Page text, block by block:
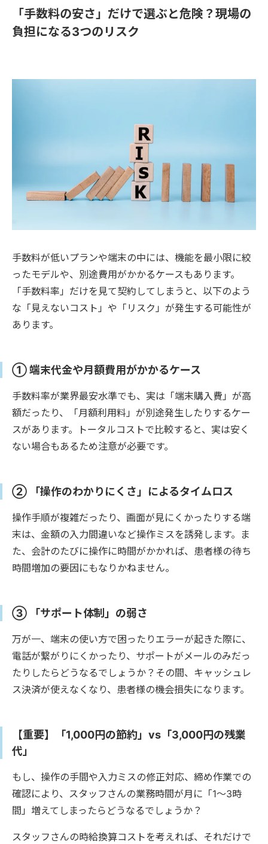
「手数料の安さ」だけで選ぶと危険？現場の
負担になる3つのリスク
手数料が低いプランや端末の中には、機能を最小限に絞
ったモデルや、別途費用がかかるケースもあります。
「手数料率」だけを見て契約してしまうと、以下のよう
な「見えないコスト」や「リスク」が発生する可能性が
あります。
① 端末代金や月額費用がかかるケース
手数料率が業界最安水準でも、実は「端末購入費」が高
額だったり、「月額利用料」が別途発生したりするケー
スがあります。トータルコストで比較すると、実は安く
ない場合もあるため注意が必要です。
② 「操作のわかりにくさ」によるタイムロス
操作手順が複雑だったり、画面が見にくかったりする端
末は、金額の入力間違いなど操作ミスを誘発します。ま
た、会計のたびに操作に時間がかかれば、患者様の待ち
時間増加の要因にもなりかねません。
③ 「サポート体制」の弱さ
万が一、端末の使い方で困ったりエラーが起きた際に、
電話が繋がりにくかったり、サポートがメールのみだっ
たりしたらどうなるでしょうか？その間、キャッシュレ
ス決済が使えなくなり、患者様の機会損失になります。
【重要】「1,000円の節約」vs「3,000円の残業
代」
もし、操作の手間や入力ミスの修正対応、締め作業での
確認により、スタッフさんの業務時間が月に「1〜3時
間」増えてしまったらどうなるでしょうか？
スタッフさんの時給換算コストを考えれば、それだけで